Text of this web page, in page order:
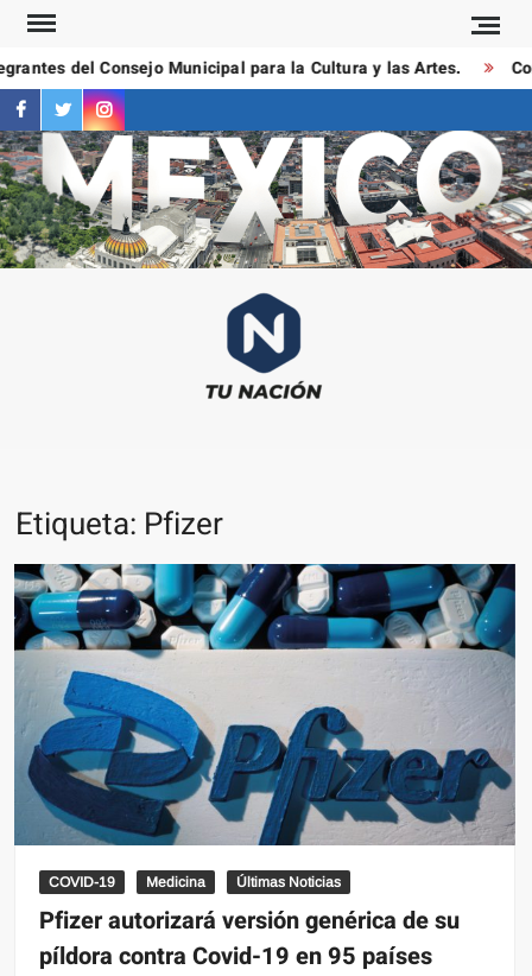
Saltar
contenidodel Consejo Municipal para la Cultura y las Artes.
facebook
twitterinstagram
Etiqueta: Pfizer
COVID-19 Medicina Últimas Noticias
Pfizer autorizará versión genérica de su
píldora contra Covid-19 en 95 países